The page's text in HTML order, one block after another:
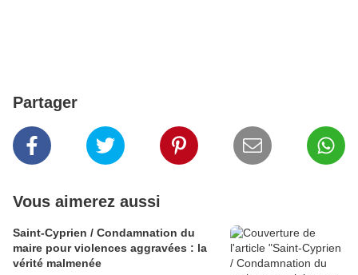
Partager
Vous aimerez aussi
Saint-Cyprien / Condamnation du
maire pour violences aggravées : la
vérité malmenée